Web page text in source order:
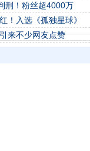
刑！粉丝超4000万
！入选《孤独星球》
来不少网友点赞